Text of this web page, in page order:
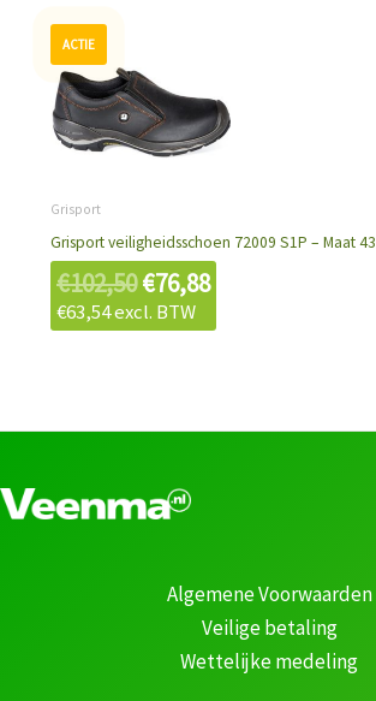
Grisport
Grisport veiligheidsschoen 72009 S1P – Maat 43
€102,50
prijs
was:
€102,50.
€76,88
prijs
is:
€76,88.
€63,54excl. BTW
Algemene Voorwaarden
Veilige betaling
Wettelijke medeling